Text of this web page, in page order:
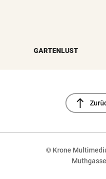
GARTENLUST
north
© Krone